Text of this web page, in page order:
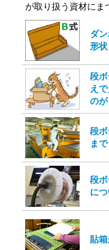
が取り扱う資材にま
ダ
形
段ボ
え
の
段
まで
段
に
貼